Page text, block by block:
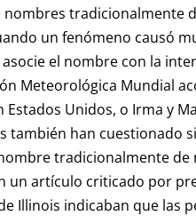
tradicionalmente
un fenómeno causó
el nombre con la
Meteorológica Mundial
Estados Unidos, o Irma y
también han cuestionado
tradicionalmente
un artículo criticado por
Illinois indicaban que las